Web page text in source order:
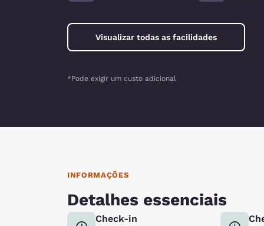
Visualizar todas as facilidades
*Pode exigir um custo adicional
INFORMAÇÕES
Detalhes essenciais
Check-in